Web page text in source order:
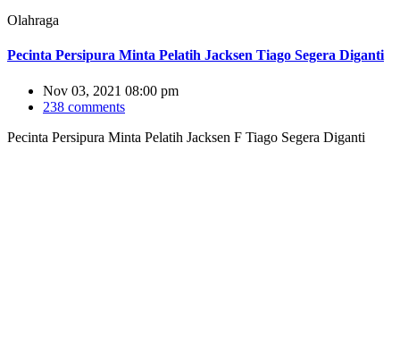
Olahraga
Pecinta Persipura Minta Pelatih Jacksen Tiago Segera Diganti
Nov 03, 2021 08:00 pm
238 comments
Pecinta Persipura Minta Pelatih Jacksen F Tiago Segera Diganti